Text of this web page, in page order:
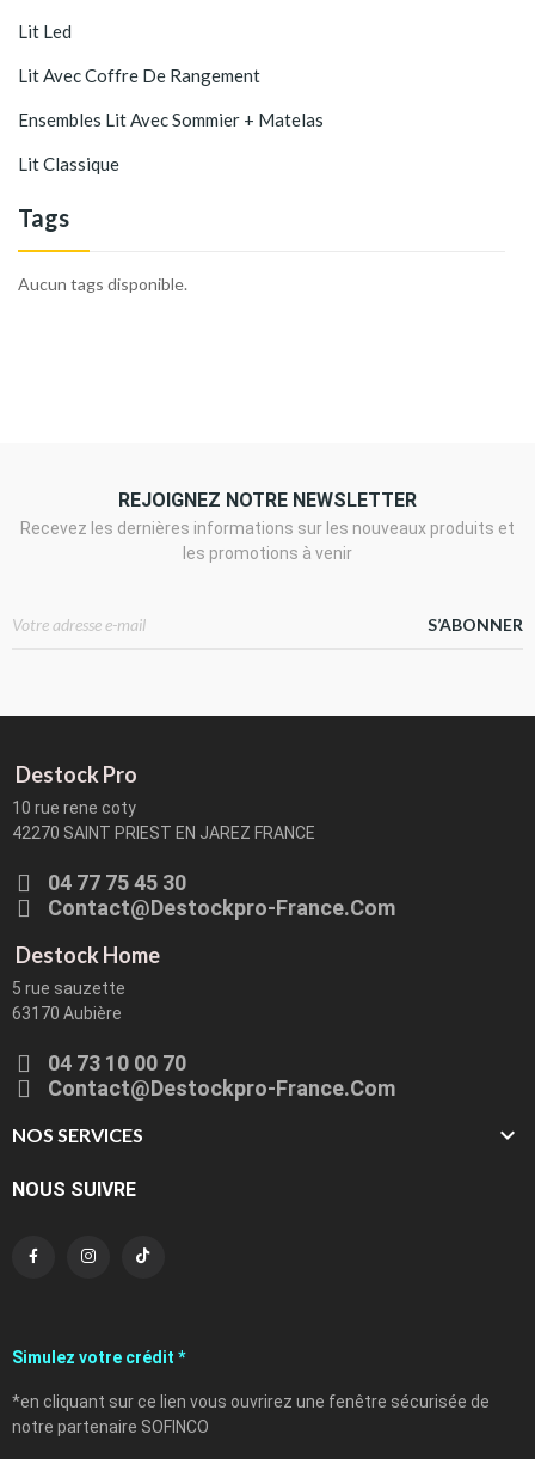
Lit Led
Lit Avec Coffre De Rangement
Ensembles Lit Avec Sommier + Matelas
Lit Classique
Tags
Aucun tags disponible.
REJOIGNEZ NOTRE NEWSLETTER
Recevez les dernières informations sur les nouveaux produits et
les promotions à venir
S’ABONNER
Destock Pro
10 rue rene coty
42270 SAINT PRIEST EN JAREZ FRANCE
04 77 75 45 30
Contact@destockpro-France.com
Destock Home
5 rue sauzette
63170 Aubière
04 73 10 00 70
Contact@destockpro-France.com
NOS SERVICES 
NOUS SUIVRE
Simulez votre crédit *
*en cliquant sur ce lien vous ouvrirez une fenêtre sécurisée de
notre partenaire SOFINCO